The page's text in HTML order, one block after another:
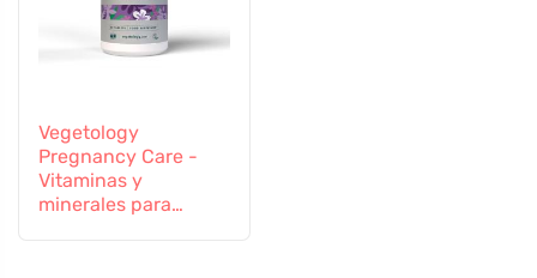
Vegetology
Pregnancy Care -
Vitaminas y
minerales para